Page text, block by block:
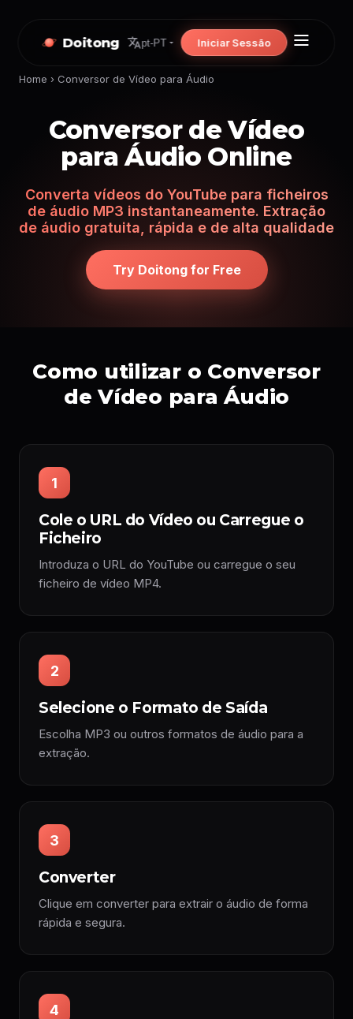
Doitong pt-PT Iniciar Sessão
Home › Conversor de Vídeo para Áudio
Conversor de Vídeo
para Áudio Online
Converta vídeos do YouTube para ficheiros
de áudio MP3 instantaneamente. Extração
de áudio gratuita, rápida e de alta qualidade
Try Doitong for Free
Como utilizar o Conversor
de Vídeo para Áudio
1
Cole o URL do Vídeo ou Carregue o
Ficheiro
Introduza o URL do YouTube ou carregue o seu
ficheiro de vídeo MP4.
2
Selecione o Formato de Saída
Escolha MP3 ou outros formatos de áudio para a
extração.
3
Converter
Clique em converter para extrair o áudio de forma
rápida e segura.
4